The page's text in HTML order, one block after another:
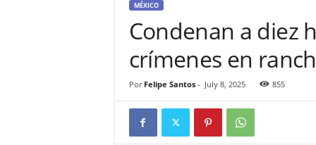
r
MÉXICO
Condenan a diez
crímenes en
Por Felipe Santos- July 8, 2025 855